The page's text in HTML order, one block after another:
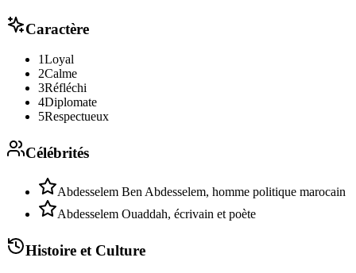
Caractère
1Loyal
2Calme
3Réfléchi
4Diplomate
5Respectueux
Célébrités
Abdesselem Ben Abdesselem, homme politique marocain
Abdesselem Ouaddah, écrivain et poète
Histoire et Culture